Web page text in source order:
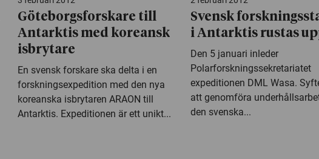
Göteborgsforskare till
Antarktis med koreansk
isbrytare
En svensk forskare ska delta i en
forskningsexpedition med den nya
koreanska isbrytaren ARAON till
Antarktis. Expeditionen är ett unikt...
Svensk
i Antarktis rustas
Den 5 januari inleder
Polarforskningssekretariatet
expeditionen DML Wasa.
att genomföra
den svenska...